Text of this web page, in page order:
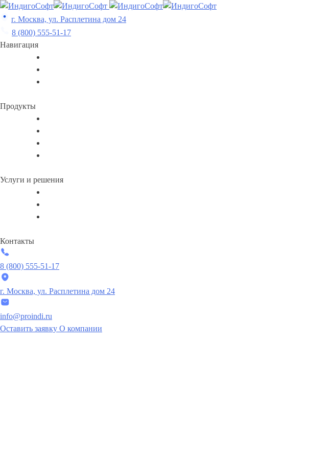
Skip
to
content
г. Москва, ул. Расплетина дом 24
8 (800) 555-51-17
Навигация
Продукты
Услуги и решения
Контакты
8 (800) 555-51-17
г. Москва, ул. Расплетина дом 24
info@proindi.ru
Оставить заявку О компании